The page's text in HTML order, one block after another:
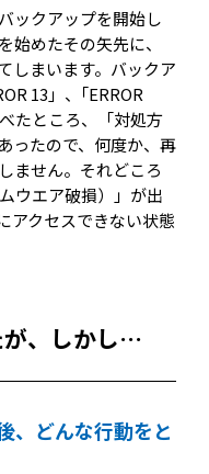
ックアップを開始し
始めたその矢先に、
しまいます。バックア
13」、｢ERROR
たところ、「対処方
ったので、何度か、再
ません。それどころ
ウエア破損）」が出
アクセスできない状態
が、しかし…
、どんな行動をと